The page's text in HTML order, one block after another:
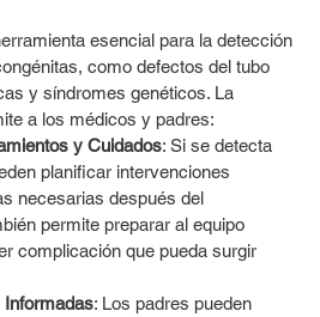
esencial para la detección
como defectos del tubo
y síndromes genéticos. La
a los médicos y padres:
y Cuidados: Si se detecta
planificar intervenciones
necesarias después del
permite preparar al equipo
complicación que pueda surgir
Informadas: Los padres pueden